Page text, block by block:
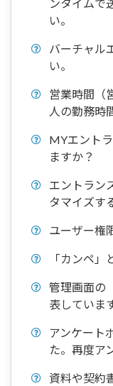
ンタイムで
い。
バーチャル
い。
営業時間（
人の勤務時
MYエント
ますか？
エントラン
タマイズす
ユーザー権
「カンペ
管理画面の
表していま
アンケート
た。再度ア
資料や契約